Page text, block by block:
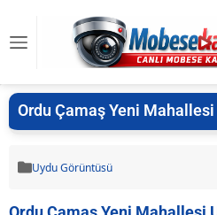
Ordu Çamaş Yeni
Uydu Görüntüsü